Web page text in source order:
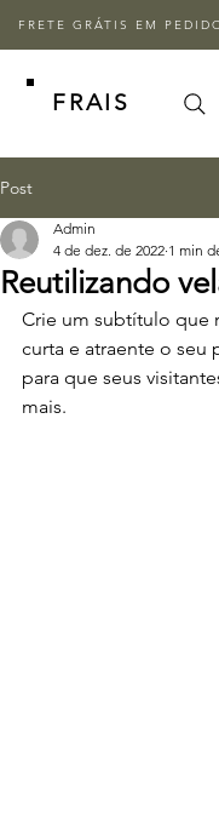
FRETE GRÁTIS EM
FRAIS
Post
Reutilizando
Admin
4 de dez. de 2022 1 min
Crie um subtítulo que
curta e atraente o seu
para que seus
mais.